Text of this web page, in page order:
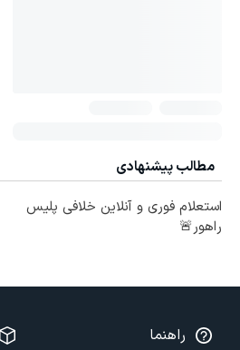
مطالب پیشنهادی
استعلام فوری و آنلاین خلافی پلیس
راهور🚨
راهنما